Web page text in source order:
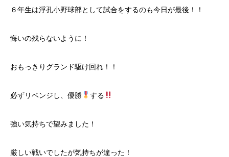
６年生は浮孔小野球部として試合をするのも今日が最後！！
悔いの残らないように！
おもっきりグランド駆け回れ！！
必ずリベンジし、優勝 する
強い気持ちで望みました！
厳しい戦いでしたが気持ちが違った！